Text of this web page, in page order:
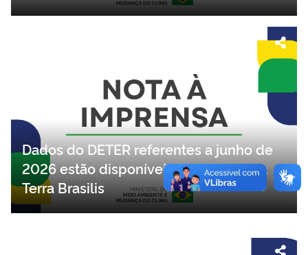
Dados do DETER referentes a junho de
2026 estão disponíveis na plataforma
Terra Brasilis